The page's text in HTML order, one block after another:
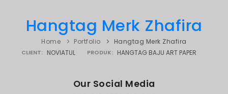
PORTOFOLIO
Hangtag Merk Zhafira
Home Portfolio Hangtag Merk Zhafira
CLIENT: NOVIATUL PRODUK: HANGTAG BAJU ART PAPER
Our Social Media